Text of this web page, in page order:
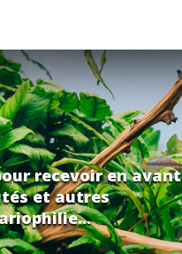
recevoir en avant
et autres